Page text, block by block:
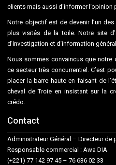
clients mais aussi d’informer l’opinion
Notre objectif est de devenir l’un
plus visités de la toile. Notre site
d’investigation et d’information
Nous sommes convaincus que
ce secteur très concurrentiel. C’est
placer la barre haute en faisant de
cheval de Troie en insistant sur la
crédo.
Contact
Administrateur Général – Directeur de
Responsable commercial : Awa DIA
(+221) 77 142 97 45 – 76 636 02 33